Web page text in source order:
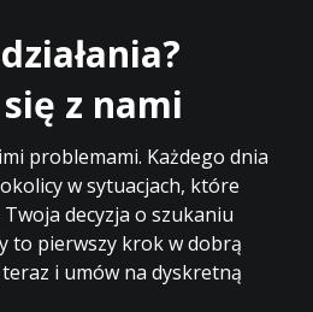
z nami
problemami. Każdego dnia
w sytuacjach, które
decyzja o szukaniu
to pierwszy krok w dobrą
i umów na dyskretną